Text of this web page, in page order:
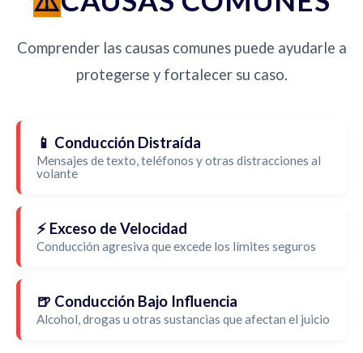
Comprender las causas comunes puede ayudarle a
protegerse y fortalecer su caso.
📱 Conducción Distraída
Mensajes de texto, teléfonos y otras distracciones al
volante
⚡ Exceso de Velocidad
Conducción agresiva que excede los límites seguros
🍺 Conducción Bajo Influencia
Alcohol, drogas u otras sustancias que afectan el juicio